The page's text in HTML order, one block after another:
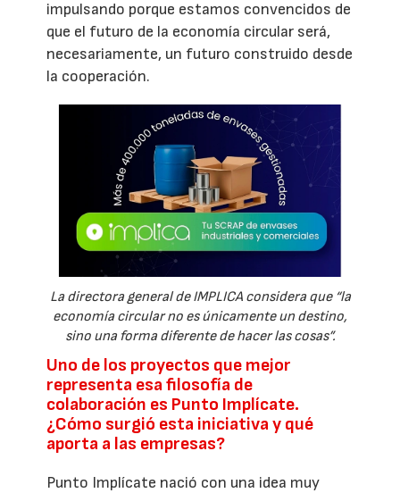
impulsando porque estamos convencidos de
que el futuro de la economía circular será,
necesariamente, un futuro construido desde
la cooperación.
La directora general de IMPLICA considera que “la
economía circular no es únicamente un destino,
sino una forma diferente de hacer las cosas”.
Uno de los proyectos que mejor
representa esa filosofía de
colaboración es Punto Implícate.
¿Cómo surgió esta iniciativa y qué
aporta a las empresas?
Punto Implícate nació con una idea muy